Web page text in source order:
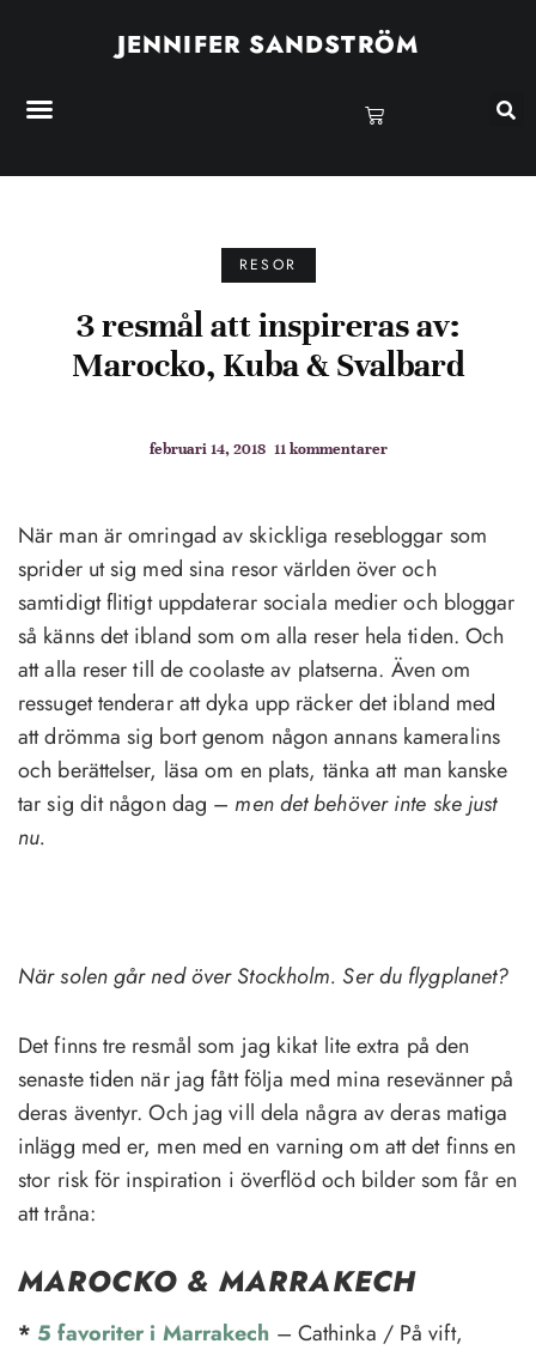
JENNIFER SANDSTRÖM
RESOR
3 resmål att inspireras av:
Marocko, Kuba & Svalbard
februari 14, 2018 11 kommentarer
När man är omringad av skickliga resebloggar som
sprider ut sig med sina resor världen över och
samtidigt flitigt uppdaterar sociala medier och bloggar
så känns det ibland som om alla reser hela tiden. Och
att alla reser till de coolaste av platserna. Även om
ressuget tenderar att dyka upp räcker det ibland med
att drömma sig bort genom någon annans kameralins
och berättelser, läsa om en plats, tänka att man kanske
tar sig dit någon dag –men det behöver inte ske just
nu.
När solen går ned över Stockholm. Ser du flygplanet?
Det finns tre resmål som jag kikat lite extra på den
senaste tiden när jag fått följa med mina resevänner på
deras äventyr. Och jag vill dela några av deras matiga
inlägg med er, men med en varning om att det finns en
stor risk för inspiration i överflöd och bilder som får en
att tråna:
MAROCKO & MARRAKECH
* 5 favoriter i Marrakech – Cathinka / På vift,